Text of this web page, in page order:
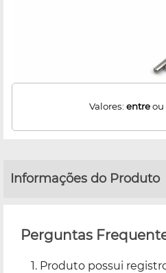
Valores: entreou
Informações do Produto
Perguntas
1. Produto possui